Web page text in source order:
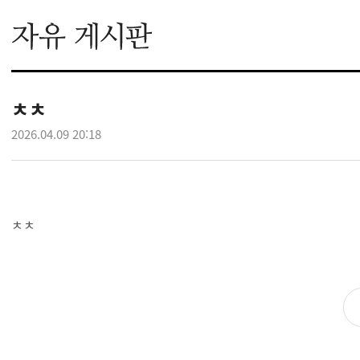
ㅊㅊ
2026.04.09 20:18
ㅊㅊ